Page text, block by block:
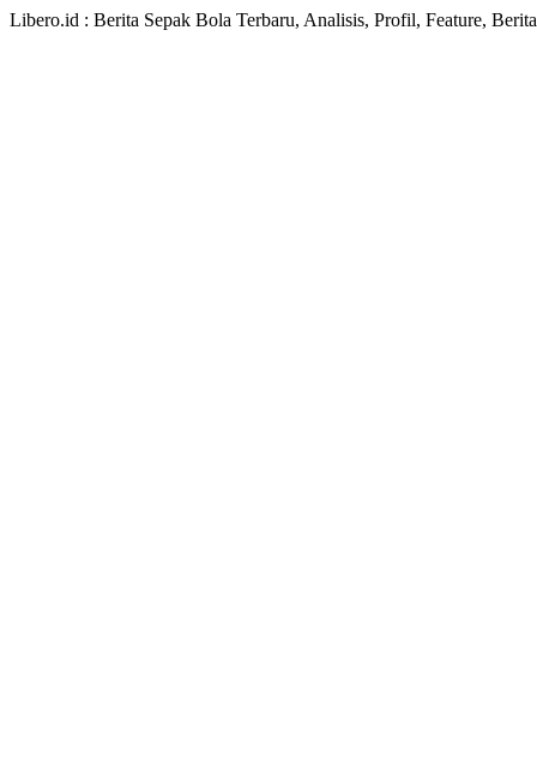
Libero.id : Berita Sepak Bola Terbaru, Analisis, Profil, Feature,